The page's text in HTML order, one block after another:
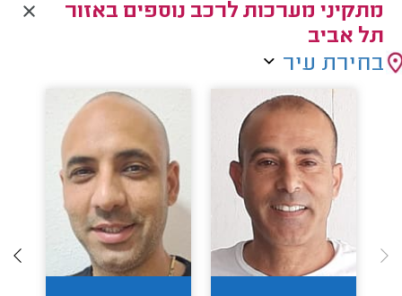
מתקיני מערכות לרכב נוספים באזור
תל אביב
בחירת עיר